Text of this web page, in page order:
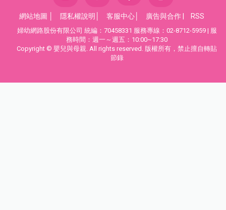
網站地圖 隱私權說明 客服中心 廣告與合作| RSS
婦幼網路股份有限公司 統編：70458331 服務專線：02-8712-5959 | 服
務時間：週一～週五：10:00~17:30
Copyright © 嬰兒與母親. All rights reserved. 版權所有，禁止擅自轉貼
節錄